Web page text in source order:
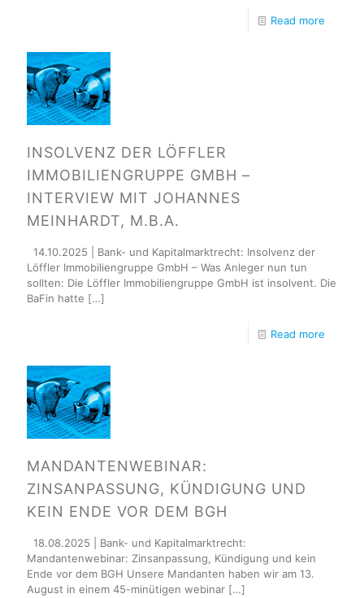
Read more
INSOLVENZ DER LÖFFLER
IMMOBILIENGRUPPE GMBH –
INTERVIEW MIT JOHANNES
MEINHARDT, M.B.A.
14.10.2025 | Bank- und Kapitalmarktrecht: Insolvenz der
Löffler Immobiliengruppe GmbH – Was Anleger nun tun
sollten: Die Löffler Immobiliengruppe GmbH ist insolvent. Die
BaFin hatte […]
Read more
MANDANTENWEBINAR:
ZINSANPASSUNG, KÜNDIGUNG UND
KEIN ENDE VOR DEM BGH
18.08.2025 | Bank- und Kapitalmarktrecht:
Mandantenwebinar: Zinsanpassung, Kündigung und kein
Ende vor dem BGH Unsere Mandanten haben wir am 13.
August in einem 45-minütigen webinar […]